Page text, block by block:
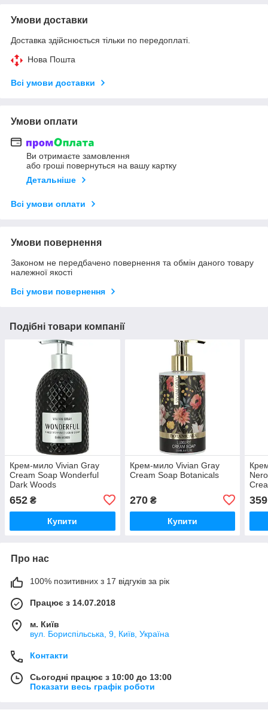
Умови доставки
Доставка здійснюється тільки по передоплаті.
Нова Пошта
Всі умови доставки
Умови оплати
Ви отримаєте замовлення
або гроші повернуться на вашу картку
Детальніше
Всі умови оплати
Умови повернення
Законом не передбачено повернення та обмін даного товару
належної якості
Всі умови повернення
Подібні товари компанії
Крем-мило Vivian Gray
Cream Soap Wonderful
Dark Woods
652 ₴
Купити
Крем-мило Vivian Gray
Cream Soap Botanicals
270₴
Купити
359
Про нас
100% позитивних з 17 відгуків за рік
Працює з 14.07.2018
м. Київ
вул. Бориспільська, 9, Київ, Україна
Контакти
Сьогодні працює з 10:00 до 13:00
Показати весь графік роботи